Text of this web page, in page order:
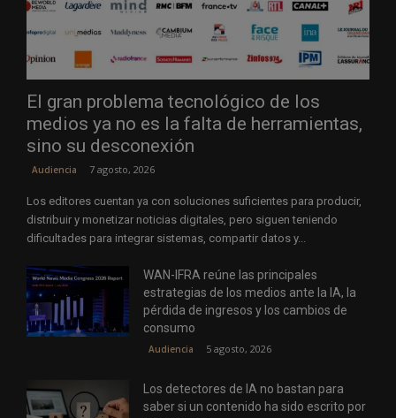
El gran problema tecnológico de los
medios ya no es la falta de herramientas,
sino su desconexión
Audiencia 7 agosto, 2026
Los editores cuentan ya con soluciones suficientes para producir,
distribuir y monetizar noticias digitales, pero siguen teniendo
dificultades para integrar sistemas, compartir datos y...
WAN-IFRA reúne las principales
estrategias de los medios ante la IA, la
pérdida de ingresos y los cambios de
consumo
Audiencia 5 agosto, 2026
Los detectores de IA no bastan para
saber si un contenido ha sido escrito por